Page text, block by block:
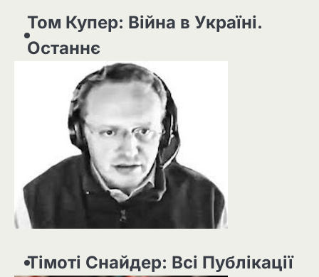
Том Купер: Війна в Україні.
Останнє
Тімоті Снайдер: Всі Публікації